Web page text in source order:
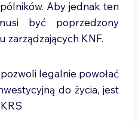
Aby jednak ten
być poprzedzony
zarządzających KNF.
legalnie powołać
do życia, jest